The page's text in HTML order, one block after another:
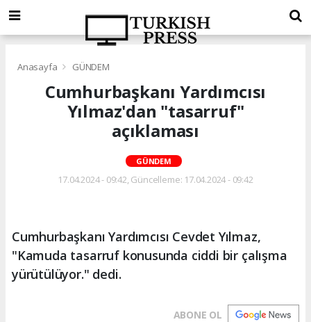
Anasayfa GÜNDEM
Cumhurbaşkanı Yardımcısı
Yılmaz'dan "tasarruf"
açıklaması
GÜNDEM
17.04.2024 - 09:42, Güncelleme: 17.04.2024 - 09:42
Cumhurbaşkanı Yardımcısı Cevdet Yılmaz,
"Kamuda tasarruf konusunda ciddi bir çalışma
yürütülüyor." dedi.
ABONE OL